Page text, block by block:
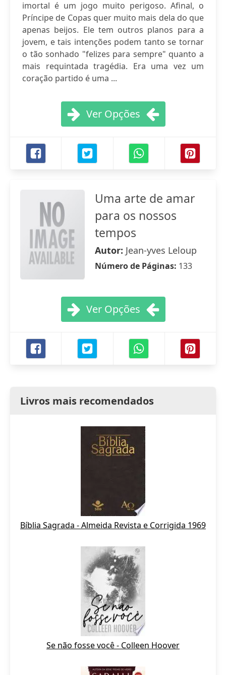
imortal é um jogo muito perigoso. Afinal, o
Príncipe de Copas quer muito mais dela do que
apenas beijos. Ele tem outros planos para a
jovem, e tais intenções podem tanto se tornar
o tão sonhado "felizes para sempre" quanto a
mais requintada tragédia. Era uma vez um
coração partido é uma ...
Ver Opções
Uma arte de amar
para os nossos
tempos
Autor: Jean-yves Leloup
Número de Páginas: 133
Ver Opções
Livros mais recomendados
Bíblia Sagrada - Almeida Revista e Corrigida 1969
Se não fosse você - Colleen Hoover